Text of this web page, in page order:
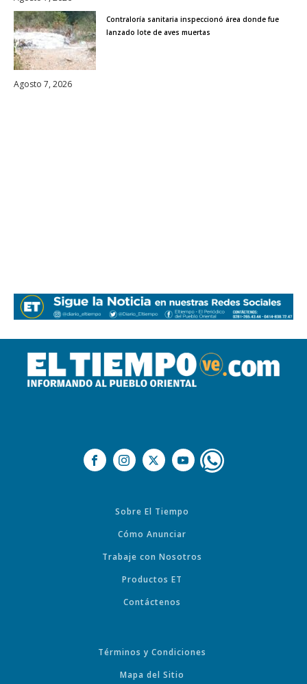
Contraloría sanitaria inspeccionó área donde fue
lanzado lote de aves muertas
Agosto 7, 2026
Sobre El Tiempo
Cómo Anunciar
Trabaje con Nosotros
Productos ET
Contáctenos
Términos y Condiciones
Mapa del Sitio